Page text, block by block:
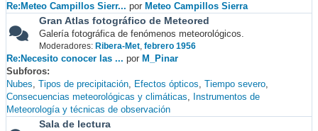
Re:Meteo Campillos Sierr... por Meteo Campillos Sierra
Gran Atlas fotográfico de Meteored
Galería fotográfica de fenómenos meteorológicos.
Moderadores: Ribera-Met, febrero 1956
Re:Necesito conocer las ... por M_Pinar
Subforos
Nubes Tipos de precipitación Efectos ópticos Tiempo severo
Consecuencias meteorológicas y climáticas
Instrumentos de
Meteorología y técnicas de observación
Sala de lectura